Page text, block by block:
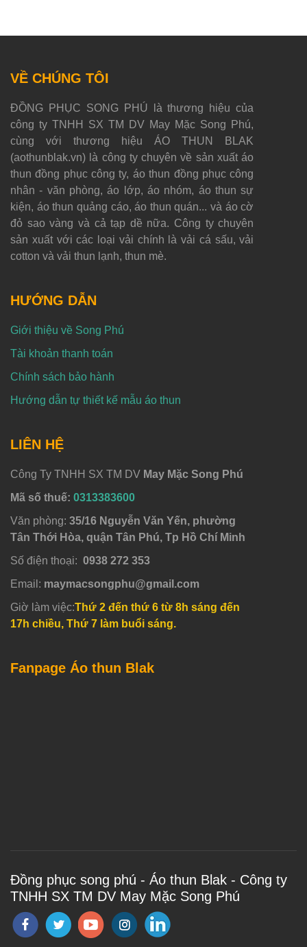
VỀ CHÚNG TÔI
ĐỒNG PHỤC SONG PHÚ là thương hiệu của
công ty TNHH SX TM DV May Mặc Song Phú,
cùng với thương hiệu ÁO THUN BLAK
(aothunblak.vn) là công ty chuyên về sản xuất áo
thun đồng phục công ty, áo thun đồng phục công
nhân - văn phòng, áo lớp, áo nhóm, áo thun sự
kiện, áo thun quảng cáo, áo thun quán... và áo cờ
đỏ sao vàng và cả tạp dề nữa. Công ty chuyên
sản xuất với các loại vải chính là vải cá sấu, vải
cotton và vải thun lạnh, thun mè.
HƯỚNG DẪN
Giới thiệu về Song Phú
Tài khoản thanh toán
Chính sách bảo hành
Hướng dẫn tự thiết kế mẫu áo thun
LIÊN HỆ
Công Ty TNHH SX TM DV May Mặc Song Phú
Mã số thuế: 0313383600
Văn phòng: 35/16 Nguyễn Văn Yến, phường
Tân Thới Hòa, quận Tân Phú, Tp Hồ Chí Minh
Số điện thoại: 0938 272 353
Email: maymacsongphu@gmail.com
Giờ làm việc:Thứ 2 đến thứ 6 từ 8h sáng đến
17h chiều, Thứ 7 làm buổi sáng.
Fanpage Áo thun Blak
Đồng phục song phú - Áo thun Blak - Công ty
TNHH SX TM DV May Mặc Song Phú